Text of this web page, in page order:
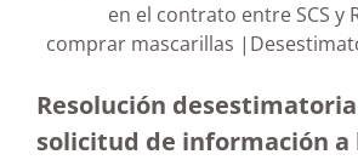
en el contrato entre SCS y
comprar mascarillas
Resolución
solicitud de información a